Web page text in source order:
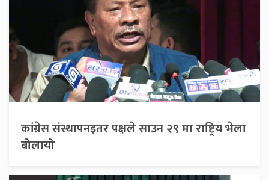
कांग्रेस संस्थापनइतर पक्षले साउन २९ मा राष्ट्रिय भेला
बोलायो